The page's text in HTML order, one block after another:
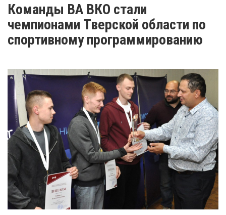
Команды ВА ВКО стали
чемпионами Тверской области по
спортивному программированию